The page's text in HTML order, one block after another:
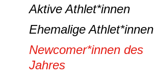
Aktive Athlet*innen
Ehemalige Athlet*innen
Newcomer*innen des
Jahres